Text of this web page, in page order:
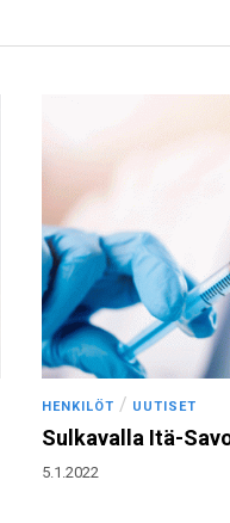
HENKILÖT / UUTISET
Sulkavalla Itä-
5.1.2022